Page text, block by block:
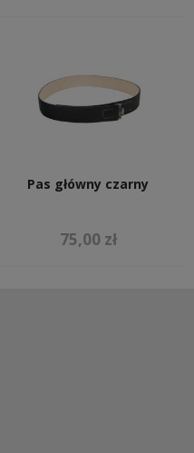
Pas główny czarny
75,00 zł